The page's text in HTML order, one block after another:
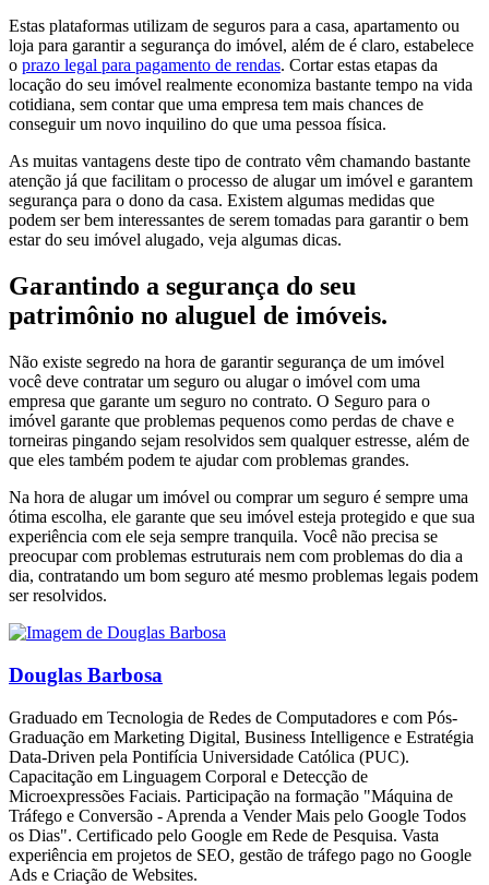
Estas plataformas utilizam de seguros para a casa, apartamento ou
loja para garantir a segurança do imóvel, além de é claro, estabelece
o prazo legal para pagamento de rendas. Cortar estas etapas da
locação do seu imóvel realmente economiza bastante tempo na vida
cotidiana, sem contar que uma empresa tem mais chances de
conseguir um novo inquilino do que uma pessoa física.
As muitas vantagens deste tipo de contrato vêm chamando bastante
atenção já que facilitam o processo de alugar um imóvel e garantem
segurança para o dono da casa. Existem algumas medidas que
podem ser bem interessantes de serem tomadas para garantir o bem
estar do seu imóvel alugado, veja algumas dicas.
Garantindo a segurança do seu
patrimônio no aluguel de imóveis.
Não existe segredo na hora de garantir segurança de um imóvel
você deve contratar um seguro ou alugar o imóvel com uma
empresa que garante um seguro no contrato. O Seguro para o
imóvel garante que problemas pequenos como perdas de chave e
torneiras pingando sejam resolvidos sem qualquer estresse, além de
que eles também podem te ajudar com problemas grandes.
Na hora de alugar um imóvel ou comprar um seguro é sempre uma
ótima escolha, ele garante que seu imóvel esteja protegido e que sua
experiência com ele seja sempre tranquila. Você não precisa se
preocupar com problemas estruturais nem com problemas do dia a
dia, contratando um bom seguro até mesmo problemas legais podem
ser resolvidos.
Douglas Barbosa
Graduado em Tecnologia de Redes de Computadores e com Pós-
Graduação em Marketing Digital, Business Intelligence e Estratégia
Data-Driven pela Pontifícia Universidade Católica (PUC).
Capacitação em Linguagem Corporal e Detecção de
Microexpressões Faciais. Participação na formação "Máquina de
Tráfego e Conversão - Aprenda a Vender Mais pelo Google Todos
os Dias". Certificado pelo Google em Rede de Pesquisa. Vasta
experiência em projetos de SEO, gestão de tráfego pago no Google
Ads e Criação de Websites.